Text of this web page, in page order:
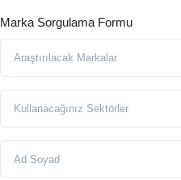
Marka Sorgulama Formu